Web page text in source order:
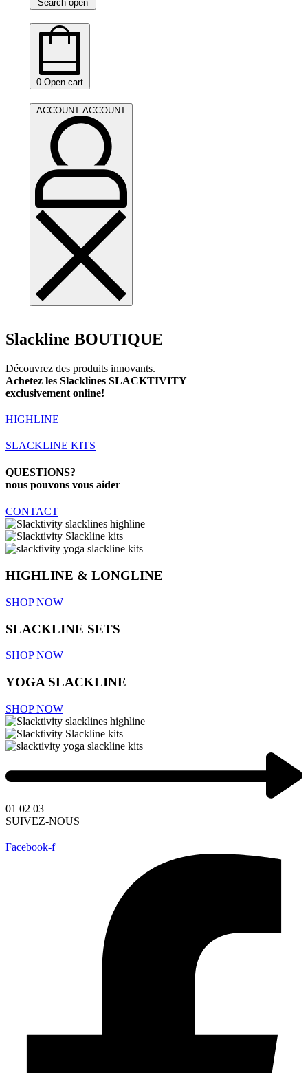
Search open
0 Open cart
ACCOUNT ACCOUNT
Slackline BOUTIQUE
Découvrez des produits innovants.
Achetez les Slacklines SLACKTIVITY
exclusivement online!
HIGHLINE
SLACKLINE KITS
QUESTIONS?
nous pouvons vous aider
CONTACT
HIGHLINE & LONGLINE
SHOP NOW
SLACKLINE SETS
SHOP NOW
YOGA SLACKLINE
SHOP NOW
01 02 03
SUIVEZ-NOUS
Facebook-f